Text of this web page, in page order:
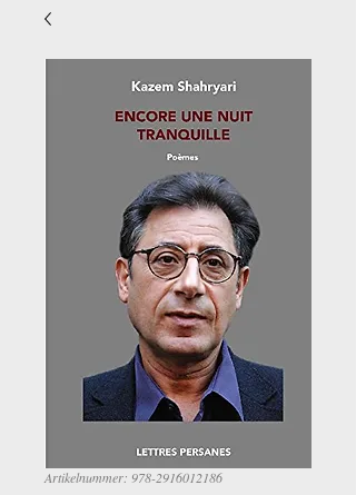
Artikelnummer: 978-2916012186